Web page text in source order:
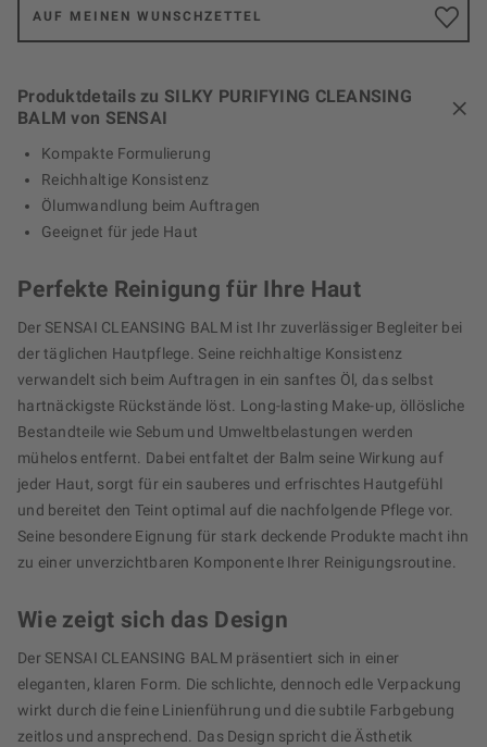
AUF MEINEN WUNSCHZETTEL
Produktdetails zu SILKY PURIFYING CLEANSING
BALM von SENSAI
Kompakte Formulierung
Reichhaltige Konsistenz
Ölumwandlung beim Auftragen
Geeignet für jede Haut
Perfekte Reinigung für Ihre Haut
Der SENSAI CLEANSING BALM ist Ihr zuverlässiger Begleiter bei
der täglichen Hautpflege. Seine reichhaltige Konsistenz
verwandelt sich beim Auftragen in ein sanftes Öl, das selbst
hartnäckigste Rückstände löst. Long-lasting Make-up, öllösliche
Bestandteile wie Sebum und Umweltbelastungen werden
mühelos entfernt. Dabei entfaltet der Balm seine Wirkung auf
jeder Haut, sorgt für ein sauberes und erfrischtes Hautgefühl
und bereitet den Teint optimal auf die nachfolgende Pflege vor.
Seine besondere Eignung für stark deckende Produkte macht ihn
zu einer unverzichtbaren Komponente Ihrer Reinigungsroutine.
Wie zeigt sich das Design
Der SENSAI CLEANSING BALM präsentiert sich in einer
eleganten, klaren Form. Die schlichte, dennoch edle Verpackung
wirkt durch die feine Linienführung und die subtile Farbgebung
zeitlos und ansprechend. Das Design spricht die Ästhetik